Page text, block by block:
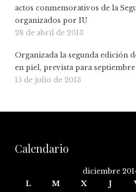
actos conmemorativos de la
organizados por IU
28 de abril de 2013
Organizada la segunda edición
en piel, prevista para septiembre
15 de julio de 2013
Calendario
diciembre
L
M X J